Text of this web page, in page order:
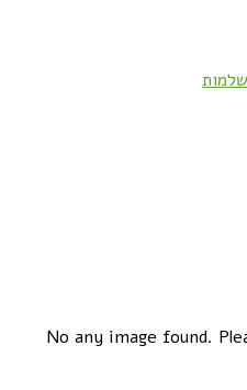
No any image found.